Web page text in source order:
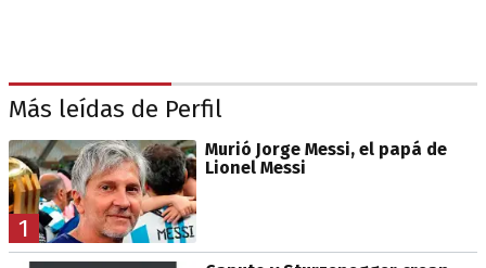
Más leídas de Perfil
1
Murió Jorge Messi, el papá de
Lionel Messi